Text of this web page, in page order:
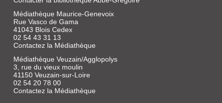
Médiathèque Maurice-Genevoix
Rue Vasco de Gama
41043 Blois Cedex
02 54 43 31 13
Contactez la Médiathèque
Médiathèque Veuzain/Agglopolys
3, rue du vieux moulin
41150 Veuzain-sur-Loire
02 54 20 78 00
Contactez la Médiathèque